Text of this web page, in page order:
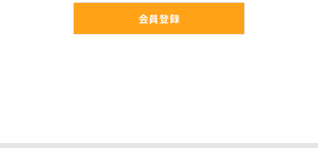
会員登録